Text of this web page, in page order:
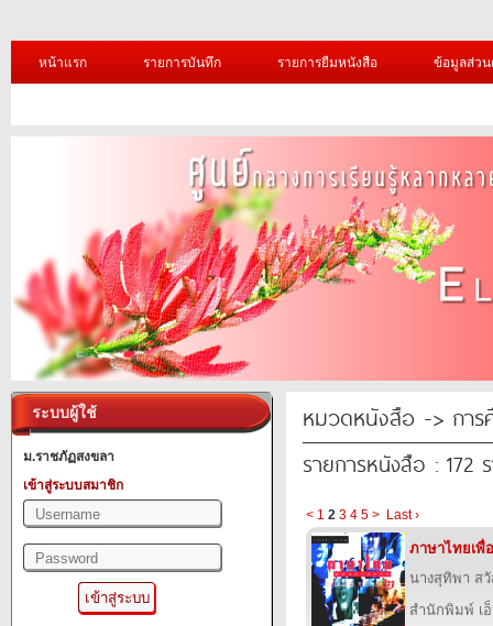
หน้าแรก รายการบันทึก รายการยืมหนังสือ ข้อมูลส่ว
ระบบผู้ใช้
ม.ราชภัฏสงขลา
เข้าสู่ระบบสมาชิก
หมวดหนังสือ -> การ
รายการหนังสือ : 172
< 1 2 3 4 5 > Last ›
ภาษาไทยเพื่
นางสุทิพา ส
สำนักพิมพ์ เ